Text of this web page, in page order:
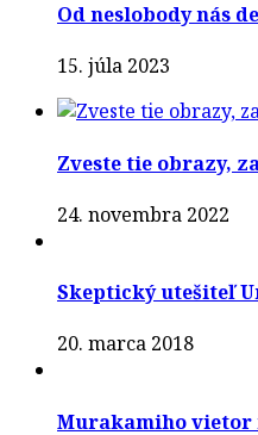
Od neslobody nás
15. júla 2023
Zveste tie obrazy,
24. novembra 2022
Skeptický utešiteľ
20. marca 2018
Murakamiho